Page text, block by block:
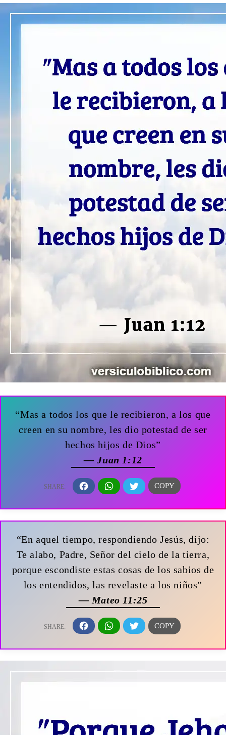
“Mas a todos los que le recibieron, a los que
creen en su nombre, les dio potestad de ser
hechos hijos de Dios”
— Juan 1:12
“En aquel tiempo, respondiendo Jesús, dijo:
Te alabo, Padre, Señor del cielo de la tierra,
porque escondiste estas cosas de los sabios de
los entendidos, las revelaste a los niños”
— Mateo 11:25